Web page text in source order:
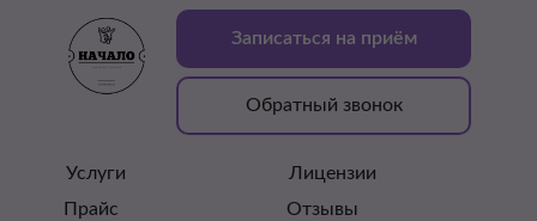
Лицензии
Отзывы
Записаться на приём
Обратный звонок
Услуги
Прайс